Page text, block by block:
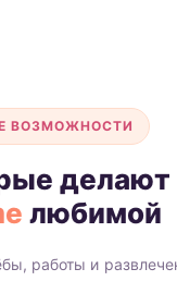
ВОЗМОЖНОСТИ
делают
любимой
работы и